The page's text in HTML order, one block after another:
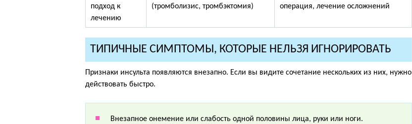
подход к
лечению
(тромболизис, тромбэктомия)
операция, лечение осложнений
ТИПИЧНЫЕ СИМПТОМЫ, КОТОРЫЕ НЕЛЬЗЯ ИГНОРИРОВАТЬ
Признаки инсульта появляются внезапно. Если вы видите сочетание нескольких из них, нужно
действовать быстро.
Внезапное онемение или слабость одной половины лица, руки или ноги.